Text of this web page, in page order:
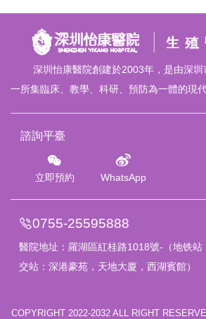
深圳怡康醫院創建於2003年，是由深
一所集臨床、教學、科研、預防為一體的現
諮詢平臺
立即預約 WhatsApp
0755-25595888
醫院地址： 羅湖區紅桂路1018號-（地铁站
交站：深港豪苑，天地大廈，西湖賓館）
COPYRIGHT 2022-2032 ALL RIGHT